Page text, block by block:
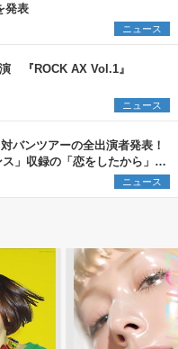
発表
ニュース
『ROCK AX Vol.1』
ニュース
バンツアーの全出演者発表！
」収録の「恋をしたから」レ
ニュース